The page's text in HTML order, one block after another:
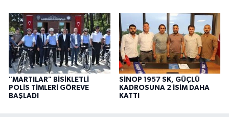
"MARTILAR" BİSİKLETLİ
POLİS TİMLERİ GÖREVE
BAŞLADI
SİNOP 1957 SK, GÜÇLÜ
KADROSUNA 2 İSİM DAHA
KATTI